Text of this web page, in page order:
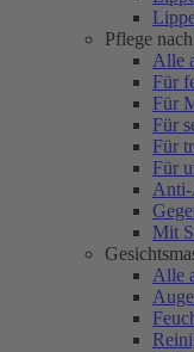
Pflege
Alle
Für
Für
Für
Für
Für
Anti-
Mit
Alle